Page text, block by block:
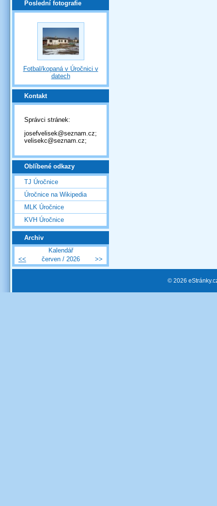
Poslední fotografie
Fotbal/kopaná v Úročnici v
datech
Kontakt
Správci stránek:
josefvelisek@seznam.cz;
velisekc@seznam.cz;
Oblíbené odkazy
TJ Úročnice
Úročnice na Wikipedia
MLK Úročnice
KVH Úročnice
Archiv
Kalendář
<<
červen / 2026 >>
© 2026